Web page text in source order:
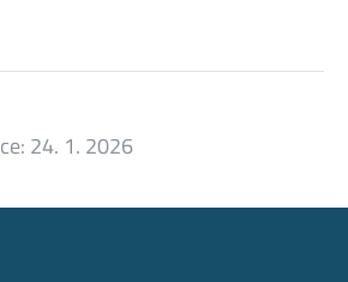
24. 1. 2026